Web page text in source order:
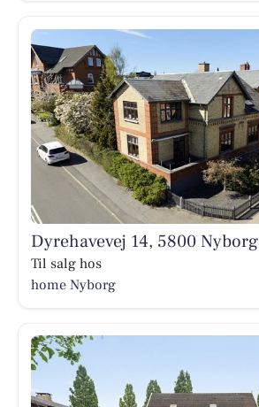
Dyrehavevej 14, 5800 Nyborg
Til salg hos
home Nyborg